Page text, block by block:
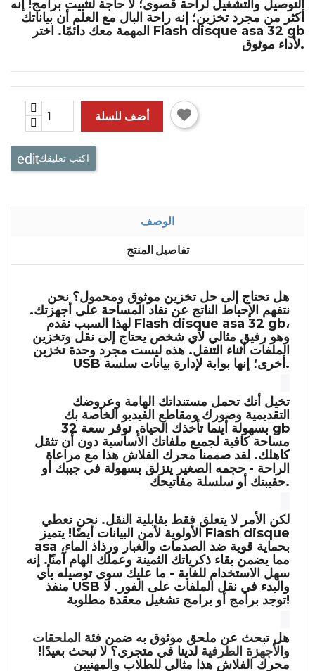
التوصيل والتشغيل لراحة قصوى؛ لا حاجة لتثبيت برامج! إنه
أكثر من مجرد تخزين؛ إنه راحة البال مع العلم أن بياناتك
Flash disque asa 32 gb
لأداء موثوق.
أضف للسلة
اكتب تعليقك
الوصف
تفاصيل المنتج
هل تحتاج إلى حل تخزين موثوق ومحمول؟ نحن
نتفهم الإحباط الناتج عن نفاد المساحة على أجهزتك.
Flash disque asa 32 gb،
وهو رفيق مثالي لأي شخص يحتاج إلى نقل وتخزين
الملفات أثناء التنقل. هذه ليست مجرد وحدة تخزين
USB أخرى؛ إنها بوابة لإدارة بيانات سلسة.
تخيل أنك تحمل مستنداتك الهامة وعروضك
التقديمية وصورك ومقاطع الفيديو الخاصة بك
بسهولة أينما تأخذك الحياة. توفر سعة 32 gb
مساحة كافية لجميع ملفاتك الأساسية دون أن تثقل
كاهلك. لقد صممنا محرك الفلاش هذا مع مراعاة
الراحة - حجمه الصغير ينزلق بسهولة في جيبك أو
حقيبتك أو سلسلة مفاتيحك.
لكن الأمر لا يتعلق فقط بقابلية النقل. نحن نعطي
Flash disque
asa
مما يضمن بقاء ذكرياتك الثمينة وعملك الهام آمنًا. إنه
سهل الاستخدام للغاية - ما عليك سوى توصيله بأي
منفذ USB والبدء في نقل الملفات على الفور. لا
توجد برامج أو برامج تشغيل معقدة مطلوبة!
هل تبحث عن ملحق موثوق به ضمن فئة الملحقات
والأجهزة الطرفية لدينا في متجري؟ لا تبحث بعيدًا!
محرك الفلاش هذا مثالي للطلاب والمهنيين